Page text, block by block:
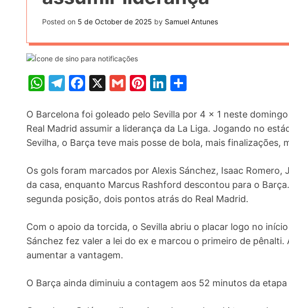
Posted on 5 de October de 2025 by Samuel Antunes
W
at
s
A
p
p
T
e
gr
a
m
F
c
e
b
o
o
k
X
G
ai
l
Pi
er
e
st
Li
k
e
dI
n
ar
e
O Barcelona foi goleado pelo Sevilla por 4 x 1 neste
Real Madrid assumir a liderança da La Liga. Jogando no
Sevilha, o Barça teve mais posse de bola, mais finalizações,
Os gols foram marcados por Alexis Sánchez, Isaac Romero,
da casa, enquanto Marcus Rashford descontou para o
segunda posição, dois pontos atrás do Real Madrid.
Com o apoio da torcida, o Sevilla abriu o placar logo no
Sánchez fez valer a lei do ex e marcou o primeiro de pênalti.
aumentar a vantagem.
O Barça ainda diminuiu a contagem aos 52 minutos da